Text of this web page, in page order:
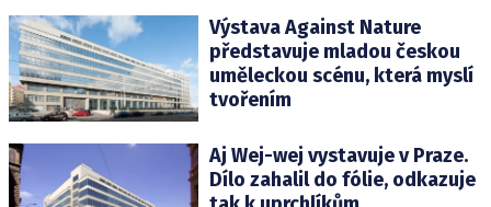
Výstava Against Nature
představuje mladou českou
uměleckou scénu, která myslí
tvořením
Aj Wej-wej vystavuje v Praze.
Dílo zahalil do fólie, odkazuje